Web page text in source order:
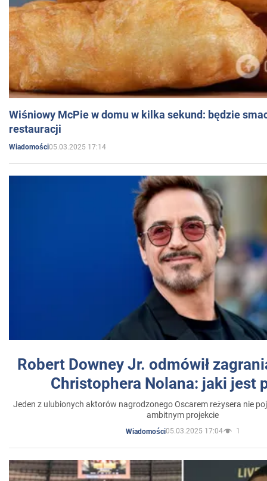
Wiśniowy McPie w domu w kilka sekund: będzie
restauracji
Wiadomości05.03.2025 17:14
Robert Downey Jr. odmówił
Christophera Nolana: jaki jest
Jeden z ulubionych aktorów nagrodzonego Oscarem reżysera nie
ambitnym projekcie
Wiadomości05.03.2025 17:04 1